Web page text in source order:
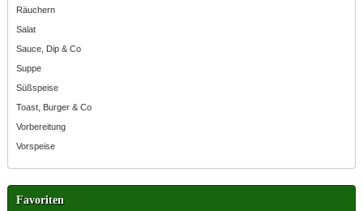
Räuchern
Salat
Sauce, Dip & Co
Suppe
Süßspeise
Toast, Burger & Co
Vorbereitung
Vorspeise
Favoriten